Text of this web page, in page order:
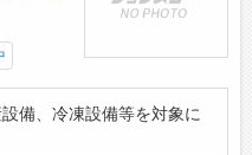
備、冷凍設備等を対象に